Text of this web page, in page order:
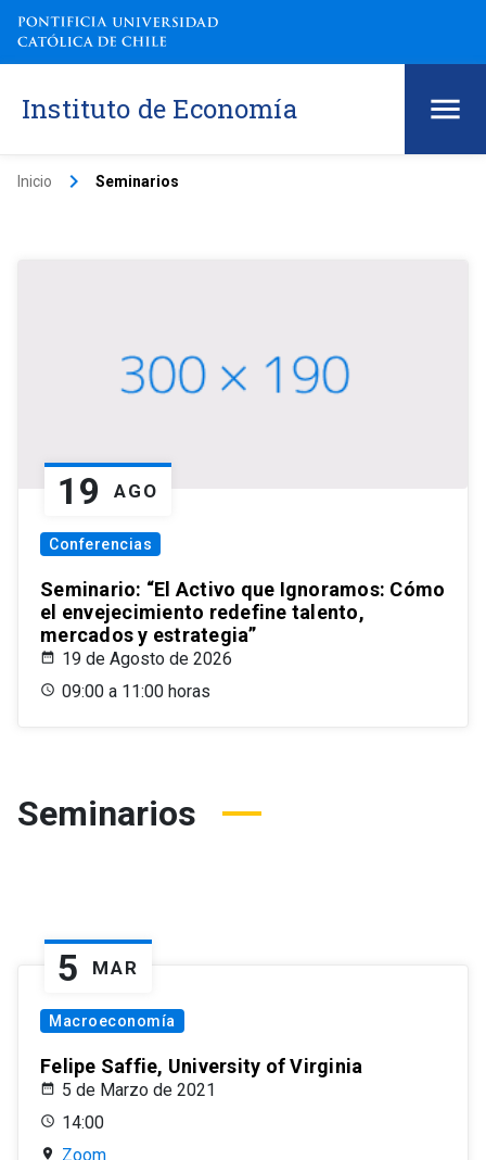
Instituto de Economía
Inicio keyboard_arrow_right Seminarios
19 AGO
Conferencias
Seminario: “El Activo que Ignoramos: Cómo
el envejecimiento redefine talento,
mercados y estrategia”
19 de Agosto de 2026
09:00 a 11:00 horas
Seminarios
5 MAR
Macroeconomía
Felipe Saffie, University of Virginia
5 de Marzo de 2021
14:00
Zoom